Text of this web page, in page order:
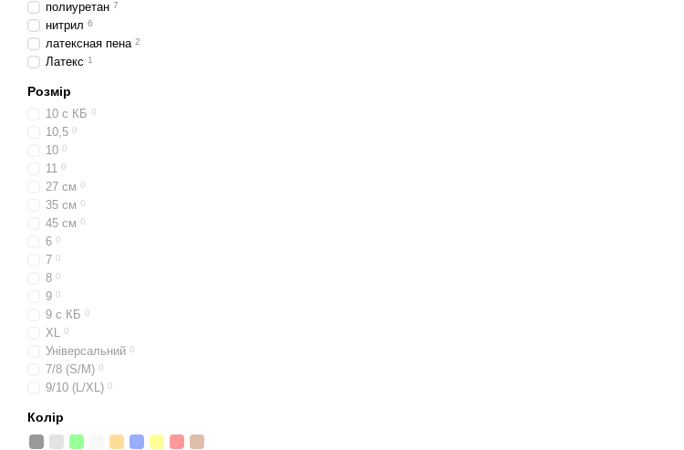
полиуретан 7
нитрил 6
латексная пена 2
Латекс 1
Розмір
10 c КБ 0
10,5 0
10 0
11 0
27 см 0
35 см 0
45 см 0
6 0
7 0
8 0
9 0
9 с КБ 0
XL 0
Універсальний 0
7/8 (S/M) 0
9/10 (L/XL) 0
Колір